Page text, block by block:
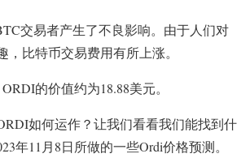
交易者产生了不良影响。由于人们对
，比特币交易费用有所上涨。
的价值约为18.88美元。
如何运作？让我们看看我们能找到什
年11月8日所做的一些Ordi价格预测。